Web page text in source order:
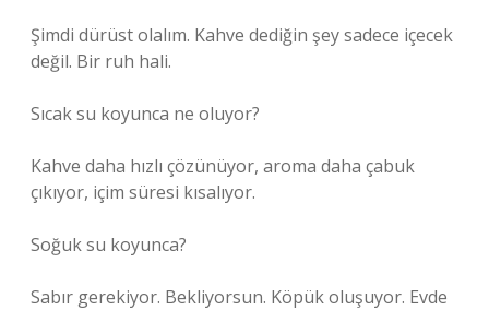
Şimdi dürüst olalım. Kahve dediğin şey sadece içecek
değil. Bir ruh hali.
Sıcak su koyunca ne oluyor?
Kahve daha hızlı çözünüyor, aroma daha çabuk
çıkıyor, içim süresi kısalıyor.
Soğuk su koyunca?
Sabır gerekiyor. Bekliyorsun. Köpük oluşuyor. Evde